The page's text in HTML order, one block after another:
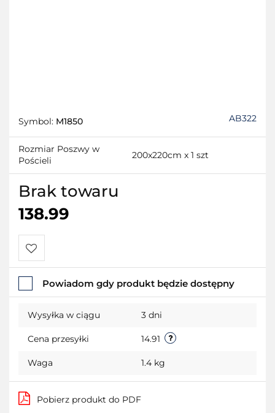
Symbol: M1850 AB322
Rozmiar Poszwy w
Pościeli
200x220cm x 1 szt
Brak towaru
138.99
Do
przechowalni
Powiadom gdy produkt będzie dostępny
Wysyłka w ciągu 3 dni
Cena przesyłki 14.91
Waga 1.4 kg
Pobierz produkt do PDF